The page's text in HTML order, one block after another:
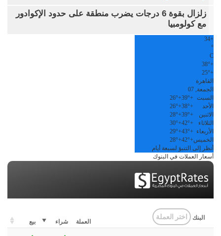
زلزال بقوة 6 درجات يضرب منطقة على حدود الإكوادور
مع كولومبيا
+
34
°
C
+
38°
+
25°
القاهرة
الجمعة, 07
السبت +
39°
+
26°
الأحد
+
38°
+
26°
الاثنين
+
39°
+
28°
الثلاثاء
+
42°
+
30°
الأربعاء +
43°
+
29°
الخميس+
42°
+
28°
أنظر إلى التنبؤ لسبعة أيام
أسعار العملات في البنوك